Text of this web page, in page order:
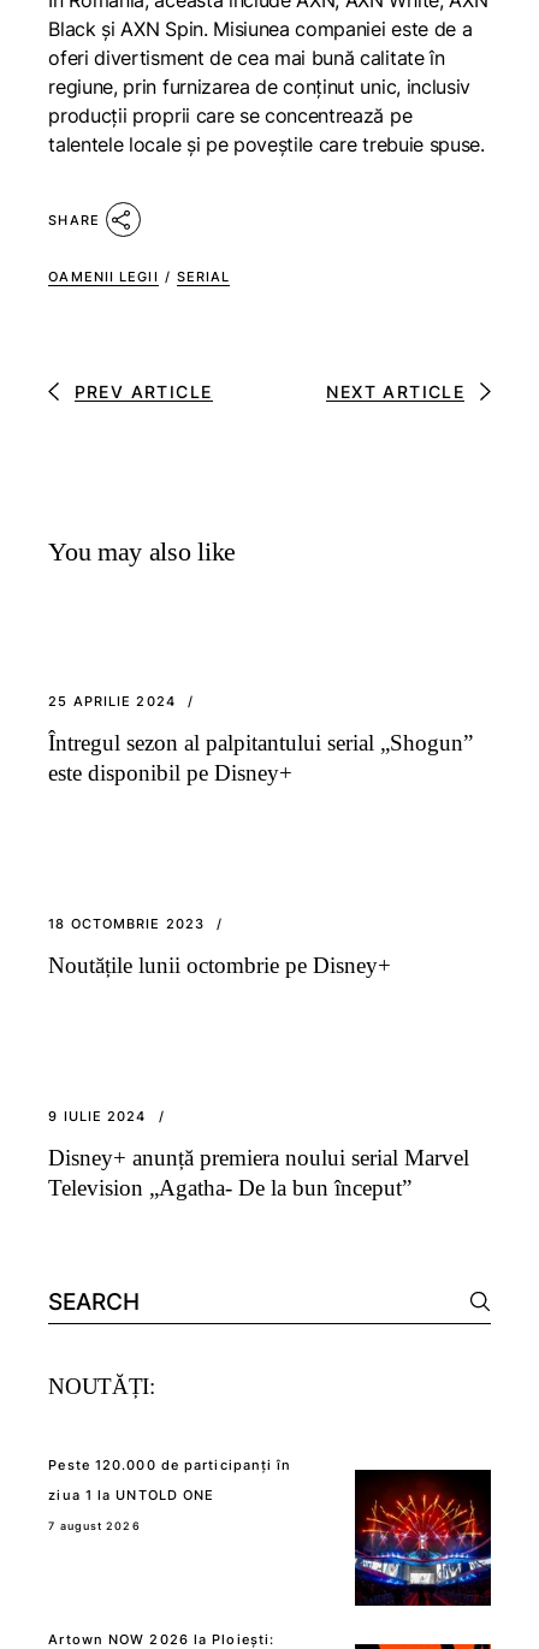
Black și AXN Spin. Misiunea companiei este de a
oferi divertisment de cea mai bună calitate în
regiune, prin furnizarea de conținut unic, inclusiv
producții proprii care se concentrează pe
talentele locale și pe poveștile care trebuie spuse.
SHARE
OAMENII LEGII / SERIAL
PREV ARTICLE NEXT ARTICLE
You may also like
25 APRILIE 2024
Întregul sezon al palpitantului serial „Shogun”
este disponibil pe Disney+
18 OCTOMBRIE 2023
Noutățile lunii octombrie pe Disney+
9 IULIE 2024
Disney+ anunță premiera noului serial Marvel
Television „Agatha- De la bun început”
Search
for:
NOUTĂȚI:
Peste 120.000 de participanți în
ziua 1 la UNTOLD ONE
7 august 2026
Artown NOW 2026 la Ploiești: